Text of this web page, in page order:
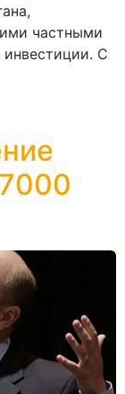
частными
инвестиции. С